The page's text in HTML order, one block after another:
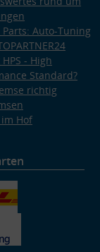
Parts: Auto-Tuning
- High
Standard?
richtig
Hof